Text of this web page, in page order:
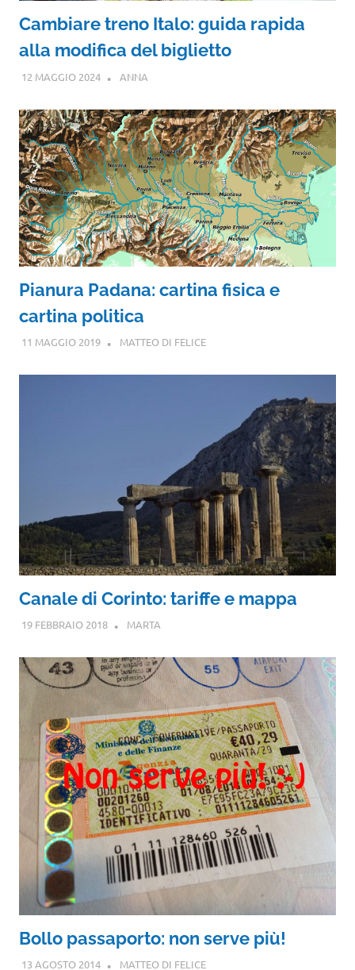
Cambiare treno Italo: guida rapida
alla modifica del biglietto
12 MAGGIO 2024 ANNA
Pianura Padana: cartina fisica e
cartina politica
11 MAGGIO 2019 MATTEO DI FELICE
Canale di Corinto: tariffe e mappa
19 FEBBRAIO 2018 MARTA
Bollo passaporto: non serve più!
13 AGOSTO 2014 MATTEO DI FELICE